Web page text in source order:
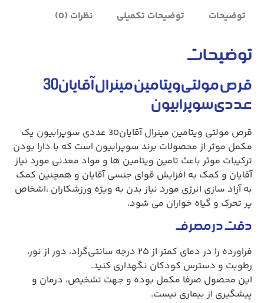
توضیحات توضیحات تکمیلی نظرات (0)
توضیحات
قرص مولتی ویتامین مینرال آقایان30
عددی سوپرابیون
قرص مولتی ویتامین مینرال آقایان30 عددی سوپرابیون یک
مکمل موثر از محصولات برند سوپرابیون است که با دارا بودن
ترکیبات موثر باعث تامین ویتامین ها و مواد معدنی مورد نیاز
آقایان و کمک به افزایش قوای جنسی آقایان و همچنین کمک
به آزاد سازی انرژی مورد نیاز بدن به ویژه ورزشکاران ،اشخاص
پر تحرک و گیاه خواران می شود.
دقت در مصرف
فراورده را در دمای کمتر از ۲۵ درجه سانتی‌گراد، دور از نور،
رطوبت و دسترس کودکان نگهداری کنید.
این محصول صرفا مکمل بوده و جهت تشخیص، درمان و
پیشگیری از بیماری نیست.